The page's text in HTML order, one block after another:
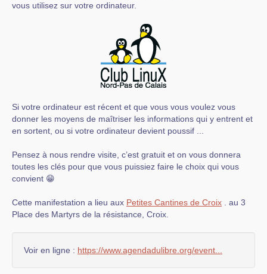
vous utilisez sur votre ordinateur.
Si votre ordinateur est récent et que vous vous voulez vous
donner les moyens de maîtriser les informations qui y entrent et
en sortent, ou si votre ordinateur devient poussif ...
Pensez à nous rendre visite, c’est gratuit et on vous donnera
toutes les clés pour que vous puissiez faire le choix qui vous
convient 😁
Cette manifestation a lieu aux Petites Cantines de Croix . au 3
Place des Martyrs de la résistance, Croix.
Voir en ligne : https://www.agendadulibre.org/event...